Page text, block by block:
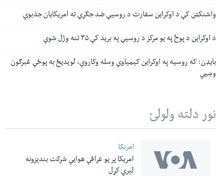
واشنکټن کې د اوکراین سفارت د روسیې ضد جګړې ته امریکایان جذبوي
د اوکراین د پوځ په یو مرکز د روسیې په برید کې ۳۵ تنه وژل شوي
بایډن: که روسیه په اوکراین کیمیاوي وسله وکاروي، لویدیځ به پوځي غبرګون
وښيي
نور دلته ولولئ
امریکا
امریکا پر یو عراقي هوایي شرکت بندیزونه
لېري کړل